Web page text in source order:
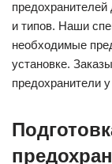
и типов. Наши
необходимые
установке.
предохранители